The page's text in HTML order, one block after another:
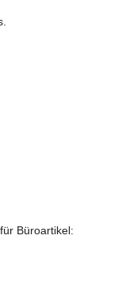
Büroartikel: